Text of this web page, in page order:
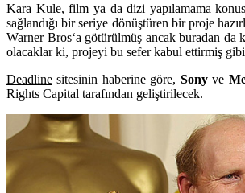
Kara Kule, film ya da dizi yapılamama
sağlandığı bir seriye dönüştüren bir proje
Warner Bros‘a götürülmüş ancak buradan da
olacaklar ki, projeyi bu sefer kabul ettirmiş
Deadline sitesinin haberine göre, Sonyve
Rights Capital tarafından geliştirilecek.